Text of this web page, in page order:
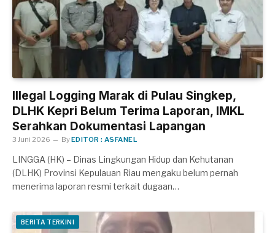
Illegal Logging Marak di Pulau Singkep,
DLHK Kepri Belum Terima Laporan, IMKL
Serahkan Dokumentasi Lapangan
3 Juni 2026 ByEDITOR : ASFANEL
LINGGA (HK) – Dinas Lingkungan Hidup dan Kehutanan
(DLHK) Provinsi Kepulauan Riau mengaku belum pernah
menerima laporan resmi terkait dugaan…
BERITA TERKINI